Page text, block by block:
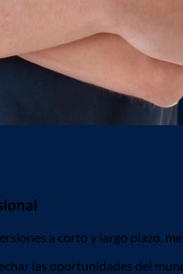
a corto y largo plazo,
las oportunidades del